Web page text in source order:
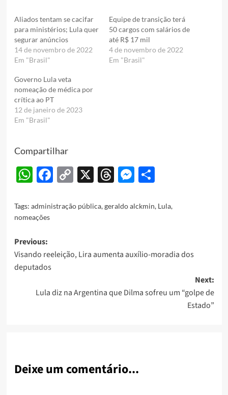
Aliados tentam se cacifar
para ministérios; Lula quer
segurar anúncios
14 de novembro de 2022
Em "Brasil"
Equipe de transição terá
50 cargos com salários de
até R$ 17 mil
4 de novembro de 2022
Em "Brasil"
Governo Lula veta
nomeação de médica por
crítica ao PT
12 de janeiro de 2023
Em "Brasil"
Compartilhar
WhatsApp
Facebook
Copy
X Threads
Messenger
Share
Tags: administração pública,geraldo alckmin, Lula,
nomeações
Post
navigation
Previous:
Visando reeleição, Lira aumenta auxílio-moradia dos
deputados
Next:
Lula diz na Argentina que Dilma sofreu um “golpe de
Estado”
Deixe um comentário...